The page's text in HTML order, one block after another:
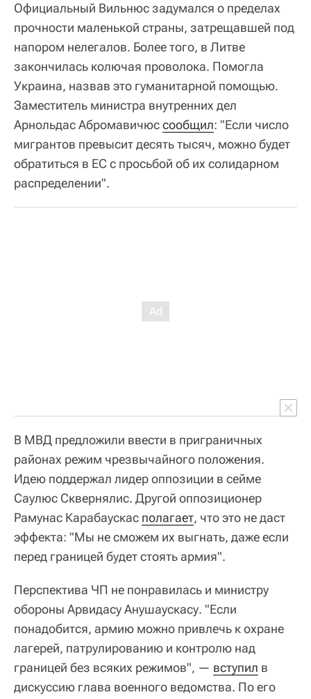
Официальный Вильнюс задумался о пределах
прочности маленькой страны, затрещавшей под
напором нелегалов. Более того, в Литве
закончилась колючая проволока. Помогла
Украина, назвав это гуманитарной помощью.
Заместитель министра внутренних дел
Арнольдас Абромавичюссообщил: "Если число
мигрантов превысит десять тысяч, можно будет
обратиться в ЕС с просьбой об их солидарном
распределении".
В МВД предложили ввести в приграничных
районах режим чрезвычайного положения.
Идею поддержал лидер оппозиции в сейме
Саулюс Сквернялис. Другой оппозиционер
Рамунас Карабаускас полагает, что это не даст
эффекта: "Мы не сможем их выгнать, даже если
перед границей будет стоять армия".
Перспектива ЧП не понравилась и министру
обороны Арвидасу Анушаускасу. "Если
понадобится, армию можно привлечь к охране
лагерей, патрулированию и контролю над
границей без всяких режимов", — вступил в
дискуссию глава военного ведомства. По его